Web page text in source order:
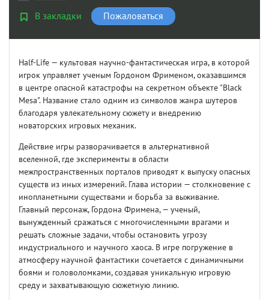
В закладки Пожаловаться
Half-Life — культовая научно-фантастическая игра, в которой
игрок управляет ученым Гордоном Фрименом, оказавшимся
в центре опасной катастрофы на секретном объекте "Black
Mesa". Название стало одним из символов жанра шутеров
благодаря увлекательному сюжету и внедрению
новаторских игровых механик.
Действие игры разворачивается в альтернативной
вселенной, где эксперименты в области
межпространственных порталов приводят к выпуску опасных
существ из иных измерений. Глава истории — столкновение с
инопланетными существами и борьба за выживание.
Главный персонаж, Гордона Фримена, — ученый,
вынужденный сражаться с многочисленными врагами и
решать сложные задачи, чтобы остановить угрозу
индустриального и научного хаоса. В игре погружение в
атмосферу научной фантастики сочетается с динамичными
боями и головоломками, создавая уникальную игровую
среду и захватывающую сюжетную линию.